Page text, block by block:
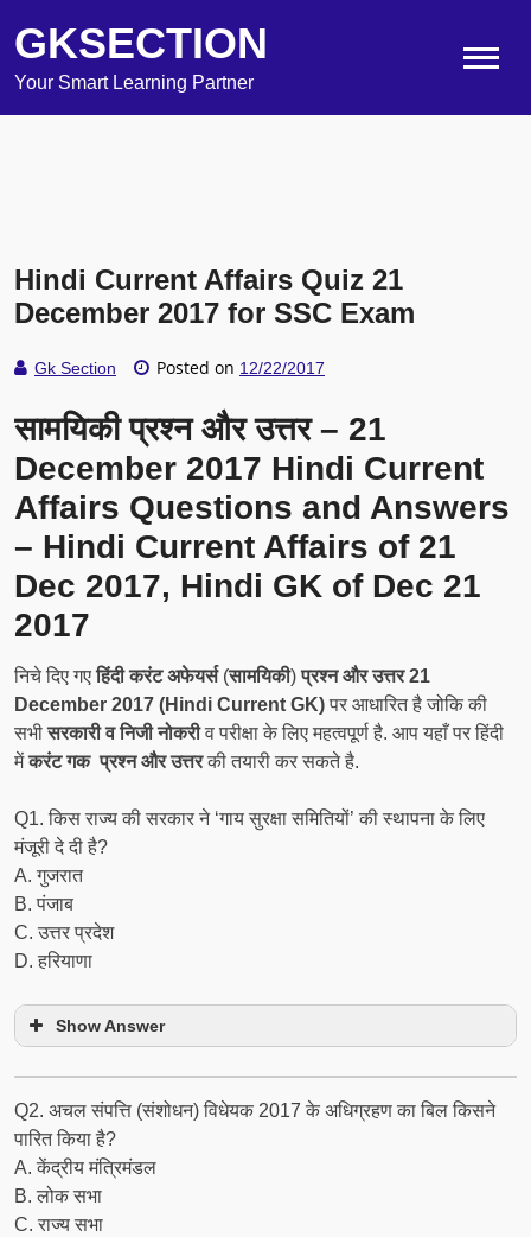
GKSECTION
Your Smart Learning Partner
Hindi Current Affairs Quiz 21
December 2017 for SSC Exam
Gk Section Posted on 12/22/2017
सामयिकी प्रश्न और उत्तर – 21
December 2017 Hindi Current
Affairs Questions and Answers
– Hindi Current Affairs of 21
Dec 2017, Hindi GK of Dec 21
2017
निचे दिए गएहिंदी करंट अफेयर्स(सामयिकी)प्रश्न और उत्तर 21
December 2017 (Hindi Current GK)पर आधारित है जोकि की
सभीसरकारी व निजी नोकरीव परीक्षा के लिए महत्वपूर्ण है. आप यहाँ पर हिंदी
मेंकरंट गक प्रश्न और उत्तरकी तयारी कर सकते है.
Q1. किस राज्य की सरकार ने ‘गाय सुरक्षा समितियों’ की स्थापना के लिए
मंजूरी दे दी है?
A. गुजरात
B. पंजाब
C. उत्तर प्रदेश
D. हरियाणा
Show Answer
Q2. अचल संपत्ति (संशोधन) विधेयक 2017 के अधिग्रहण का बिल किसने
पारित किया है?
A. केंद्रीय मंत्रिमंडल
B. लोक सभा
C. राज्य सभा